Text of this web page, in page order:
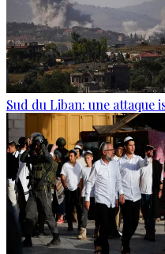
Sud du Liban: une attaque